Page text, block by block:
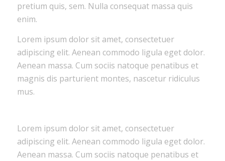
pretium quis, sem. Nulla consequat massa quis
enim.
Lorem ipsum dolor sit amet, consectetuer
adipiscing elit. Aenean commodo ligula eget dolor.
Aenean massa. Cum sociis natoque penatibus et
magnis dis parturient montes, nascetur ridiculus
mus.
Lorem ipsum dolor sit amet, consectetuer
adipiscing elit. Aenean commodo ligula eget dolor.
Aenean massa. Cum sociis natoque penatibus et